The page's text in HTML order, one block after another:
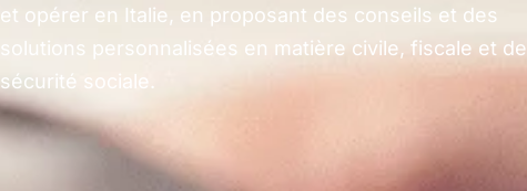
et opérer en Italie, en proposant des conseils et des
solutions personnalisées en matière civile, fiscale et de
sécurité sociale.